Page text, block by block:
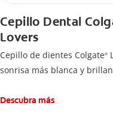
Cepillo Dental
Lovers
Cepillo de dientes Colgate®
sonrisa más blanca y
Descubra más